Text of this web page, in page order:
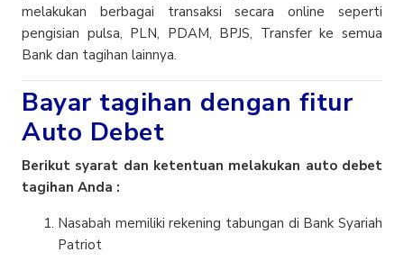
melakukan berbagai transaksi secara online seperti
pengisian pulsa, PLN, PDAM, BPJS, Transfer ke semua
Bank dan tagihan lainnya.
Bayar tagihan dengan fitur
Auto Debet
Berikut syarat dan ketentuan melakukan auto debet
tagihan Anda :
Nasabah memiliki rekening tabungan di Bank Syariah
Patriot